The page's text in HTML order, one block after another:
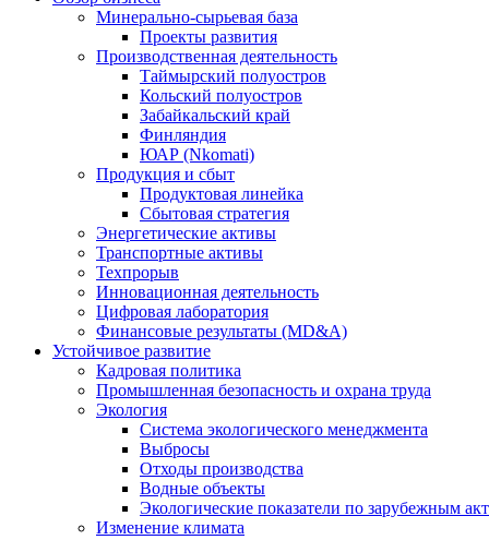
Минерально-сырьевая база
Проекты развития
Производственная деятельность
Таймырский полуостров
Кольский полуостров
Забайкальский край
Финляндия
ЮАР (Nkomati)
Продукция и сбыт
Продуктовая линейка
Сбытовая стратегия
Энергетические активы
Транспортные активы
Техпрорыв
Инновационная деятельность
Цифровая лаборатория
Финансовые результаты (MD&A)
Устойчивое развитие
Кадровая политика
Промышленная безопасность и охрана труда
Экология
Система экологического менеджмента
Выбросы
Отходы производства
Водные объекты
Экологические показатели по зарубежным
Изменение климата